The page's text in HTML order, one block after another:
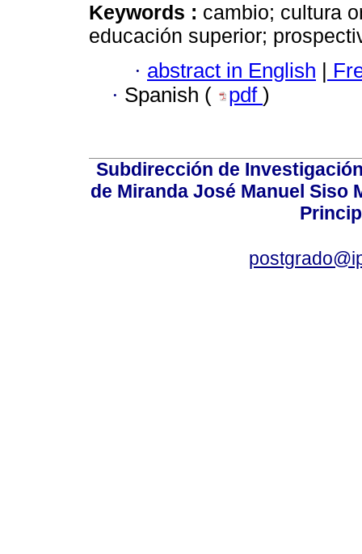
Keywords : cambio; cultura
educación superior;
· abstract in English |
· Spanish ( pdf )
Subdirección de
de Miranda José Manuel Siso